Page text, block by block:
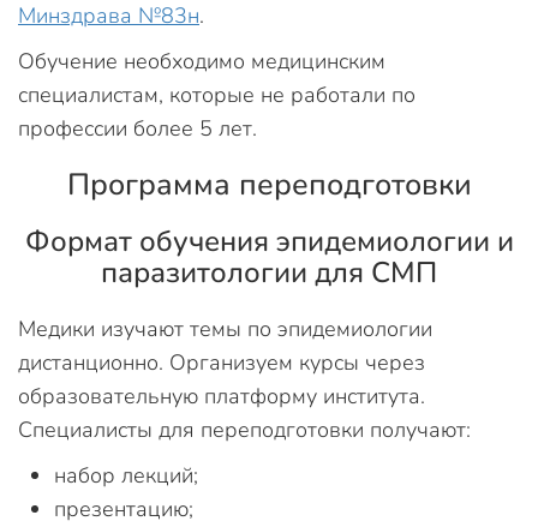
Минздрава №83н.
Обучение необходимо медицинским
специалистам, которые не работали по
профессии более 5 лет.
Программа переподготовки
Формат обучения эпидемиологии и
паразитологии для СМП
Медики изучают темы по эпидемиологии
дистанционно. Организуем курсы через
образовательную платформу института.
Специалисты для переподготовки получают:
набор лекций;
презентацию;